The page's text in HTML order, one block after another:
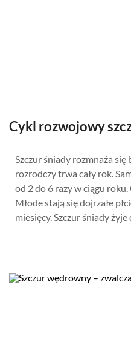
Cykl rozwojowy
Szczur śniady rozmnaża się
rozrodczy trwa cały rok.
od 2 do 6 razy w ciągu
Młode stają się dojrzałe
miesięcy. Szczur śniady żyje